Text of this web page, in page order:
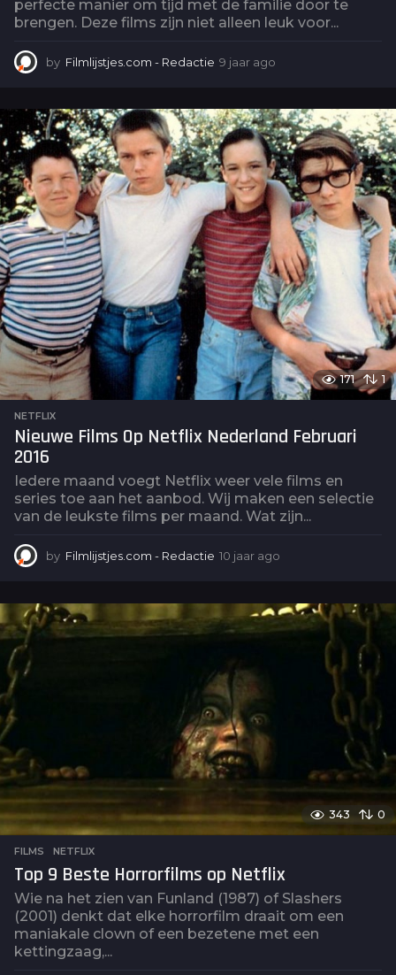
perfecte manier om tijd met de familie door te
brengen. Deze films zijn niet alleen leuk voor...
by Filmlijstjes.com - Redactie 9 jaar ago
a
r
a
g
o
171 1
NETFLIX
Nieuwe Films Op Netflix Nederland Februari
2016
Iedere maand voegt Netflix weer vele films en
series toe aan het aanbod. Wij maken een selectie
van de leukste films per maand. Wat zijn...
by Filmlijstjes.com - Redactie 10 jaar ago
a
343 0
FILMS ,NETFLIX
Top 9 Beste Horrorfilms op Netflix
Wie na het zien van Funland (1987) of Slashers
(2001) denkt dat elke horrorfilm draait om een
maniakale clown of een bezetene met een
kettingzaag,...